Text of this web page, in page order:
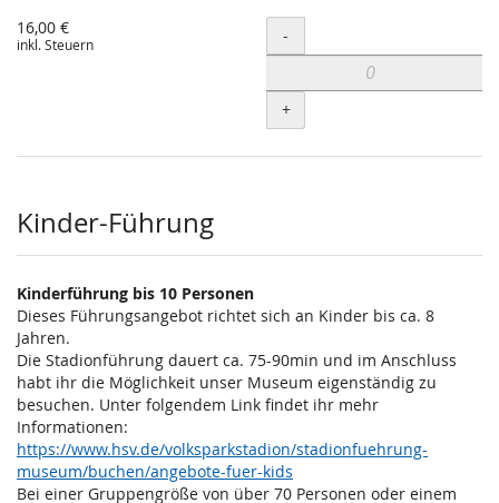
16,00 €
inkl. Steuern Menge
-
+
Kinder-Führung
Kinderführung bis 10 Personen
Dieses Führungsangebot richtet sich an Kinder bis ca. 8
Jahren.
Die Stadionführung dauert ca. 75-90min und im Anschluss
habt ihr die Möglichkeit unser Museum eigenständig zu
besuchen. Unter folgendem Link findet ihr mehr
Informationen:
https://www.hsv.de/volksparkstadion/stadionfuehrung-
museum/buchen/angebote-fuer-kids
Bei einer Gruppengröße von über 70 Personen oder einem